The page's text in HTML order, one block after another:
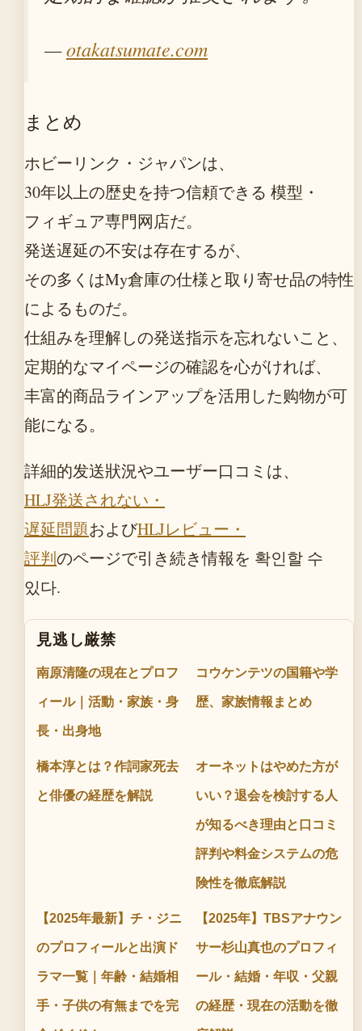
—otakatsumate.com
まとめ
ホビーリンク・ジャパンは、
30年以上の歴史を持つ信頼できる 模型・
フィギュア専門网店だ。
発送遅延の不安は存在するが、
その多くはMy倉庫の仕様と取り寄せ品の特性
によるものだ。
仕組みを理解しの発送指示を忘れないこと、
定期的なマイページの確認を心がければ、
丰富的商品ラインアップを活用した购物が可
能になる。
詳細的发送狀況やユーザー口コミは、
HLJ発送されない・
遅延問題およびHLJレビュー・
評判のページで引き続き情報を 확인할 수
있다.
見逃し厳禁
南原清隆の現在とプロフ
ィール｜活動・家族・身
長・出身地
コウケンテツの国籍や学
歴、家族情報まとめ
橋本淳とは？作詞家死去
と俳優の経歴を解説
オーネットはやめた方が
いい？退会を検討する人
が知るべき理由と口コミ
評判や料金システムの危
険性を徹底解説
【2025年最新】チ・ジニ
のプロフィールと出演ド
ラマ一覧｜年齢・結婚相
手・子供の有無までを完
【2025年】TBSアナウン
サー杉山真也のプロフィ
ール・結婚・年収・父親
の経歴・現在の活動を徹